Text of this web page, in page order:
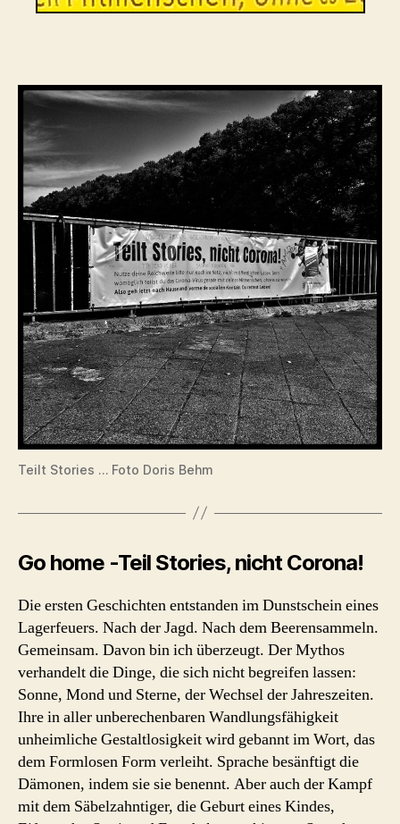
Teilt Stories … Foto Doris Behm
Go home -Teil Stories, nicht Corona!
Die ersten Geschichten entstanden im Dunstschein eines
Lagerfeuers. Nach der Jagd. Nach dem Beerensammeln.
Gemeinsam. Davon bin ich überzeugt. Der Mythos
verhandelt die Dinge, die sich nicht begreifen lassen:
Sonne, Mond und Sterne, der Wechsel der Jahreszeiten.
Ihre in aller unberechenbaren Wandlungsfähigkeit
unheimliche Gestaltlosigkeit wird gebannt im Wort, das
dem Formlosen Form verleiht. Sprache besänftigt die
Dämonen, indem sie sie benennt. Aber auch der Kampf
mit dem Säbelzahntiger, die Geburt eines Kindes,